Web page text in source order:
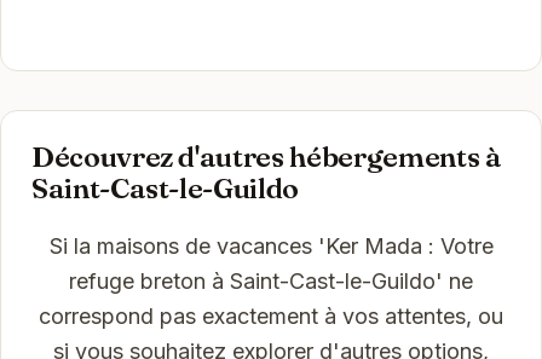
Découvrez d'autres hébergements à
Saint-Cast-le-Guildo
Si la maisons de vacances 'Ker Mada : Votre
refuge breton à Saint-Cast-le-Guildo' ne
correspond pas exactement à vos attentes, ou
si vous souhaitez explorer d'autres options,